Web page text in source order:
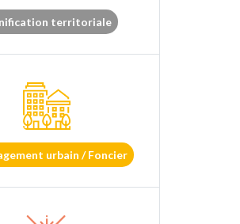
territoriale
urbain / Foncier